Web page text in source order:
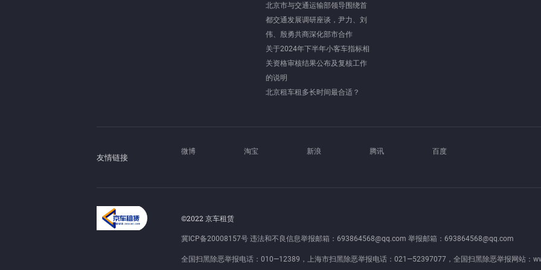
北京市与交通运输部领导围绕首
都交通发展调研座谈，尹力、刘
伟、殷勇共商深化部市合作
关于2024年下半年小客车指标相
关资格审核结果公布及复核工作
的说明
北京租车租多长时间最合适？
友情链接
微博 淘宝 新浪 腾讯 百度
©2022 京车租赁
冀ICP备20008157号 违法和不良信息举报邮箱：693864568@qq.com 举报邮箱：693864568@qq.com
全国扫黑除恶举报电话：010—12389，上海市扫黑除恶举报电话：021—52397077，全国扫黑除恶举报网站：